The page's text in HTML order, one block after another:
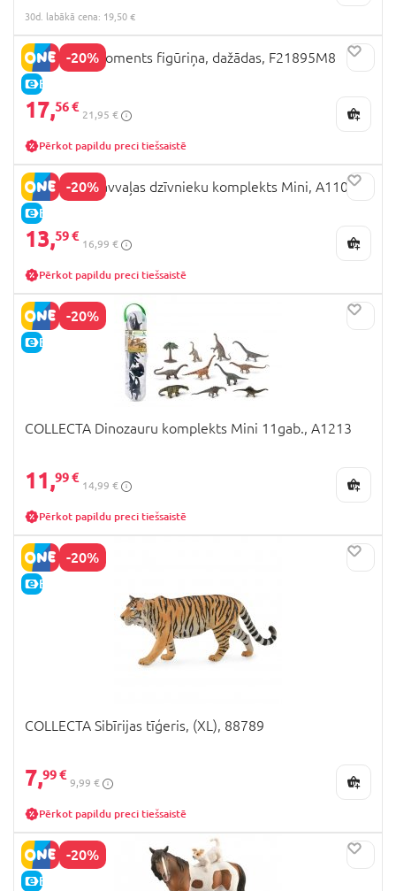
30d. labākā cena: 19,50 €
-20%
E-CENA
PEPPA PIG moments figūriņa, dažādas, F21895M8
17,56 €
21,95 €
Pērkot papildu preci tiešsaistē
-20%
E-CENA
COLLECTA savvaļas dzīvnieku komplekts Mini, A1105
13,59 €
16,99 €
Pērkot papildu preci tiešsaistē
-20%
E-CENA
COLLECTA Dinozauru komplekts Mini 11gab., A1213
11,99 €
14,99 €
Pērkot papildu preci tiešsaistē
-20%
E-CENA
COLLECTA Sibīrijas tīģeris, (XL), 88789
7,99 €
9,99 €
Pērkot papildu preci tiešsaistē
-20%
E-CENA